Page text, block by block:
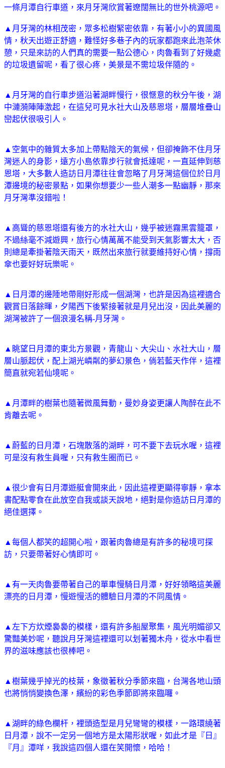
一條月潭自行車道，來月牙灣欣賞著遼闊無比的世外桃源吧。
▲月牙灣的林相茂密，眾多松樹緊密依靠，有著小小的異國風
情，秋天出遊正舒適，難怪好多巷子內的玩家都跑來此泡茶休
憩，只是來訪的人們真的需要一點公德心，肉魯看到了好幾處
的垃圾遺留呢，看了很心疼，美景是不需垃圾伴隨的。
▲月牙灣的自行車步道沿著湖畔慢行，很愜意的秋分午後，湖
中漣漪陣陣激起，在這兒可見水社大山及慈恩塔，層層堆疊山
巒起伏很吸引人。
▲空氣中的雜質太多加上帶點陰天的氣候，但卻掩飾不住月牙
灣迷人的身影，遠方小島依靠步行就會抵達呢，一直延伸到慈
恩塔，大多數人造訪日月潭往往會忽略了月牙灣這個位於日月
潭邊境的秘密景點，如果你想要少一些人潮多一點幽靜，那來
月牙灣準沒錯啦！
▲高聳的慈恩塔還有後方的水社大山，幾乎被迷霧黑雲籠罩，
不過絲毫不減遊興，旅行心情萬萬不能受到天氣影響太大，否
則總是牽掛著陰天雨天，既然出來旅行就要維持好心情，撐雨
傘也要好好玩樂呢。
▲日月潭的邊陲地帶剛好形成一個湖灣，也許是因為這裡適合
觀賞日落餘暉，夕陽西下後緊接著就是月兒出沒，因此美麗的
湖灣被許了一個浪漫名稱-月牙灣。
▲眺望日月潭的東北方景觀，青龍山、大尖山、水社大山，層
層山脈起伏，配上湖光嶙粼的夢幻景色，倘若藍天作伴，這裡
簡直就宛若仙境呢。
▲月潭畔的樹葉也隨著微風舞動，曼妙身姿更讓人陶醉在此不
肯離去呢。
▲蔚藍的日月潭，石塊散落的湖畔，可不要下去玩水喔，這裡
可是沒有救生員喔，只有救生圈而已。
▲很少會有日月潭遊艇會開來此，因此這裡更顯得寧靜，拿本
書配點零食在此放空自我或談天說地，絕對是你造訪日月潭的
絕佳選擇。
▲每個人都笑的超開心啦，跟著肉魯總是有許多的秘境可探
訪，只要帶著好心情即可。
▲有一天肉魯要帶著自己的單車慢騎日月潭，好好領略這美麗
漂亮的日月潭，慢遊慢活的體驗日月潭的不同風情。
▲左下方炊煙裊裊的模樣，還有許多船屋聚集，風光明媚卻又
驚豔美妙呢，聽說月牙灣這裡還可以划著獨木舟，從水中看世
界的滋味應該也很棒吧。
▲樹葉幾乎掉光的枝葉，象徵著秋分季節來臨，台灣各地山頭
也將悄悄變換色澤，繽紛的彩色季節即將來臨囉。
▲湖畔的綠色欄杆，裡頭造型是月兒彎彎的模樣，一路環繞著
日月潭，說不一定另一個地方是太陽形狀喔，如此才是『日』
『月』潭咩，我說這四個人還在笑開懷，哈哈！